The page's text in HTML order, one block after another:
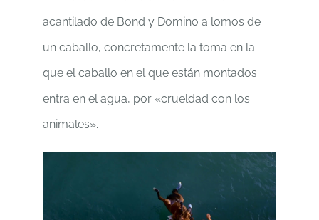
acantilado de Bond y Domino a lomos de
un caballo, concretamente la toma en la
que el caballo en el que están montados
entra en el agua, por «crueldad con los
animales».